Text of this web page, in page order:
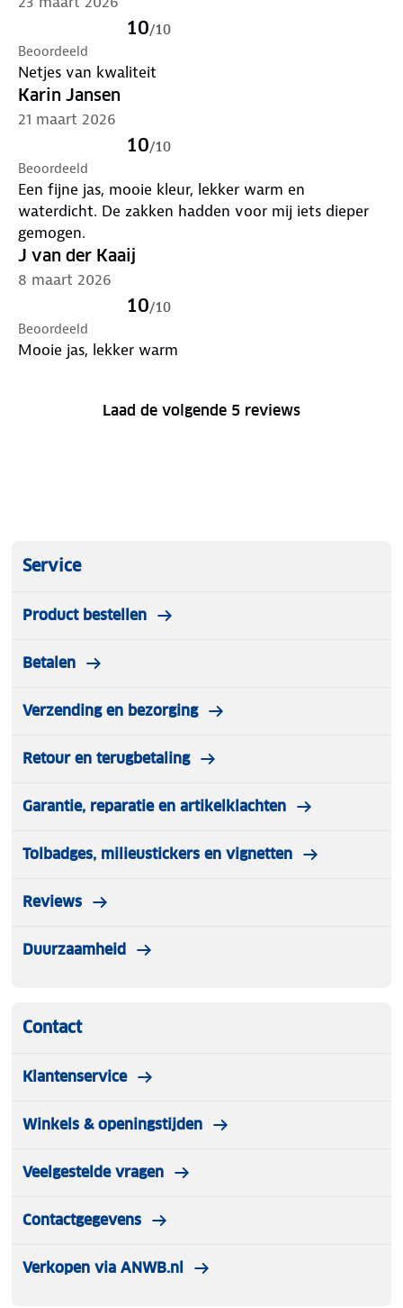
10/10
Beoordeeld
Netjes van kwaliteit
Karin Jansen
21 maart 2026
10/10
Beoordeeld
Een fijne jas, mooie kleur, lekker warm en
waterdicht. De zakken hadden voor mij iets dieper
gemogen.
J van der Kaaij
8 maart 2026
10/10
Beoordeeld
Mooie jas, lekker warm
Laad de volgende 5 reviews
Service
Product bestellen
Betalen
Verzending en bezorging
Retour en terugbetaling
Garantie, reparatie en artikelklachten
Tolbadges, milieustickers en vignetten
Reviews
Duurzaamheid
Contact
Klantenservice
Winkels & openingstijden
Veelgestelde vragen
Contactgegevens
Verkopen via ANWB.nl